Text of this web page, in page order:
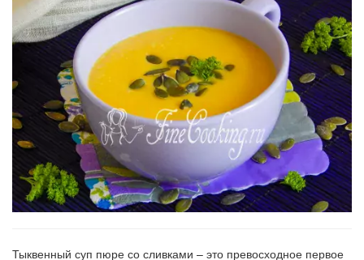
Тыквенный суп пюре со сливками – это превосходное первое